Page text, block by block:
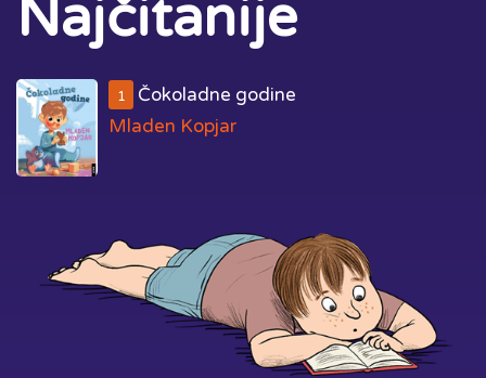
Najčitanije
1
Čokoladne godine
Mladen Kopjar